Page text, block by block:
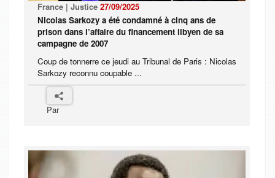
France | Justice 27/09/2025
Nicolas Sarkozy a été condamné à cinq ans de
prison dans l’affaire du financement libyen de sa
campagne de 2007
Coup de tonnerre ce jeudi au Tribunal de Paris : Nicolas
Sarkozy reconnu coupable ...
Par